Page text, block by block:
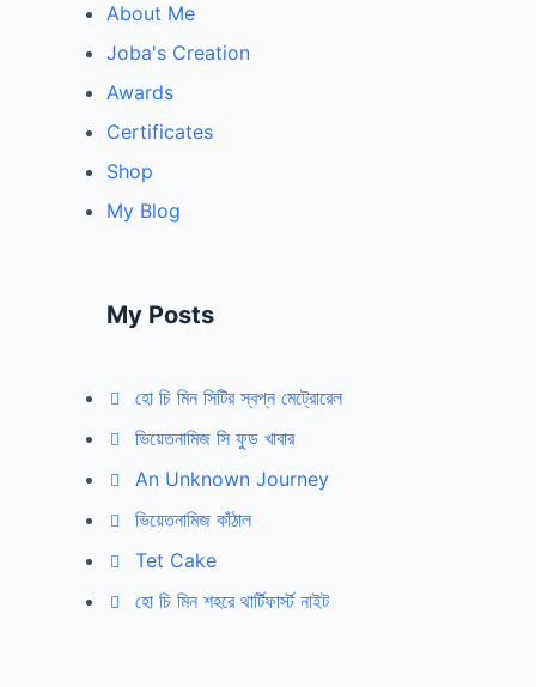
About Me
Joba's Creation
Awards
Certificates
Shop
My Blog
My Posts
হো চি মিন সিটির স্বপ্ন মেট্রোরেল
ভিয়েতনামিজ সি ফুড খাবার
An Unknown Journey
ভিয়েতনামিজ কাঁঠাল
Tet Cake
হো চি মিন শহরে থার্টিফার্স্ট নাইট